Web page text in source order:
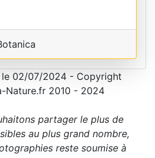
le 02/07/2024 - Copyright
Nature.fr 2010 - 2024
partager le plus de
au plus grand nombre,
reste soumise à